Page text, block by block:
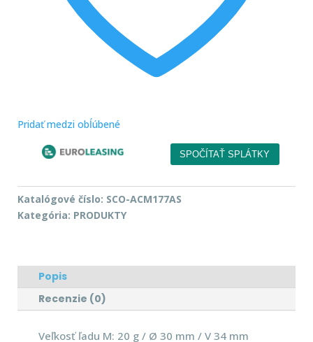
Pridať medzi obĺúbené
Katalógové číslo: SCO-ACM177AS
Kategória: PRODUKTY
Popis
Recenzie (0)
Veľkosť ľadu M: 20 g / Ø 30 mm / V 34 mm